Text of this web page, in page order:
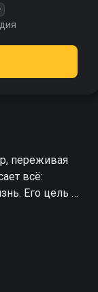
переживая
всё:
Его цель —
главный
к
ставшему
Именно